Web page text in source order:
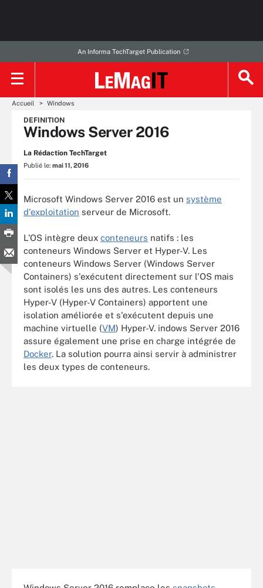
An Informa TechTarget Publication
Accueil Windows
DEFINITION
Windows Server 2016
La Rédaction TechTarget
Publié le: mai 11, 2016
Microsoft Windows Server 2016 est un système
d'exploitation serveur de Microsoft.
L’OS intègre deux conteneurs natifs : les
conteneurs Windows Server et Hyper-V. Les
conteneurs Windows Server (Windows Server
Containers) s'exécutent directement sur l'OS mais
sont isolés les uns des autres. Les conteneurs
Hyper-V (Hyper-V Containers) apportent une
isolation améliorée et s'exécutent depuis une
machine virtuelle (VM) Hyper-V. indows Server 2016
assure également une prise en charge intégrée de
Docker. La solution pourra ainsi servir à administrer
les deux types de conteneurs.